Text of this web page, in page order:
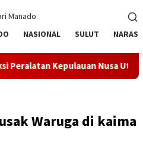
NASIONAL SULUT NARASI
Nusa Utara PLN
Waruga di kaima